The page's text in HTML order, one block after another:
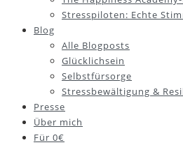
Stresspiloten: Echte
Blog
Alle Blogposts
Glücklichsein
Selbstfürsorge
Stressbewältigung &
Presse
Über mich
Für 0€